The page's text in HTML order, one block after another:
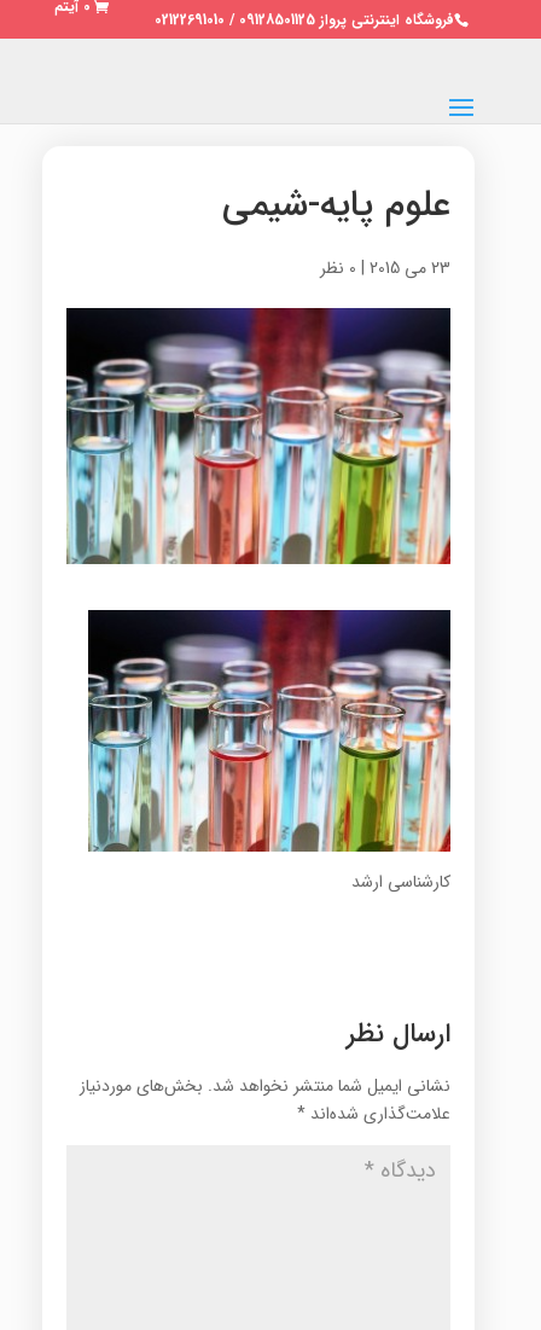
فروشگاه اینترنتی پرواز 09128501125 / 02122691010
0 آیتم
علوم پایه-شیمی
23 می 2015 | 0 نظر
کارشناسی ارشد
ارسال نظر
نشانی ایمیل شما منتشر نخواهد شد. بخش‌های موردنیاز
علامت‌گذاری شده‌اند *